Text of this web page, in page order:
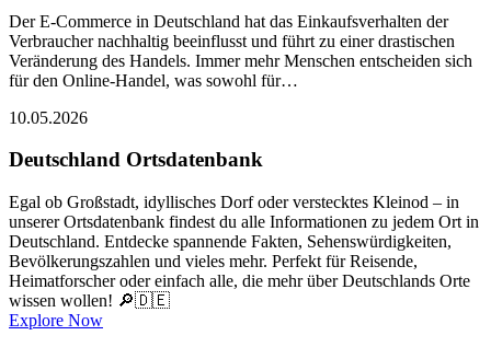
Der E-Commerce in Deutschland hat das Einkaufsverhalten der
Verbraucher nachhaltig beeinflusst und führt zu einer drastischen
Veränderung des Handels. Immer mehr Menschen entscheiden sich
für den Online-Handel, was sowohl für…
10.05.2026
Deutschland Ortsdatenbank
Egal ob Großstadt, idyllisches Dorf oder verstecktes Kleinod – in
unserer Ortsdatenbank findest du alle Informationen zu jedem Ort in
Deutschland. Entdecke spannende Fakten, Sehenswürdigkeiten,
Bevölkerungszahlen und vieles mehr. Perfekt für Reisende,
Heimatforscher oder einfach alle, die mehr über Deutschlands Orte
wissen wollen! 🔎🇩🇪
Explore Now